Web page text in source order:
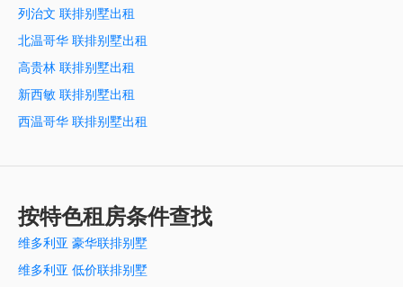
列治文 联排别墅出租
北温哥华 联排别墅出租
高贵林 联排别墅出租
新西敏 联排别墅出租
西温哥华 联排别墅出租
按特色租房条件查找
维多利亚 豪华联排别墅
维多利亚 低价联排别墅